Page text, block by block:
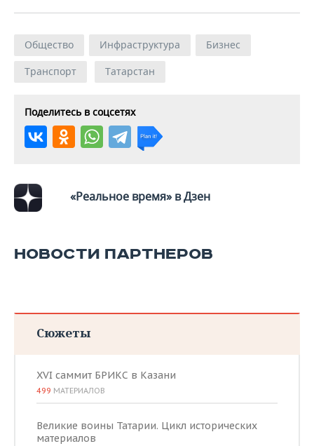
Общество Инфраструктура
Бизнес
Транспорт
Татарстан
Поделитесь в соцсетях
«Реальное время» в Дзен
НОВОСТИ ПАРТНЕРОВ
Сюжеты
XVI саммит БРИКС в Казани
499 МАТЕРИАЛОВ
Великие воины Татарии. Цикл исторических
материалов